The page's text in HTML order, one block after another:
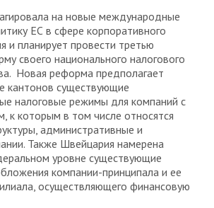
на новые международные
ЕС в сфере корпоративного
и планирует провести третью
своего национального налогового
Новая реформа предполагает
кантонов существующие
налоговые режимы для компаний с
к которым в том числе относятся
административные и
Также Швейцария намерена
уровне существующие
компании-принципала и ее
осуществляющего финансовую